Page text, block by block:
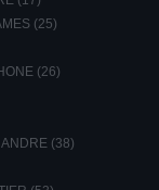
(25)
(26)
(38)